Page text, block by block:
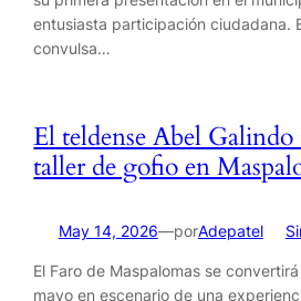
entusiasta participación ciudadana.
convulsa…
El teldense Abel
taller de gofio en
May 14, 2026—porAdepatelen
El Faro de Maspalomas se
mayo en escenario de una